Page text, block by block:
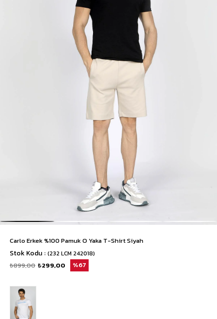
Carlo Erkek %100 Pamuk O Yaka T-Shirt Siyah
Stok Kodu (232 LCM 242018)
₺899,00 ₺299,00 67